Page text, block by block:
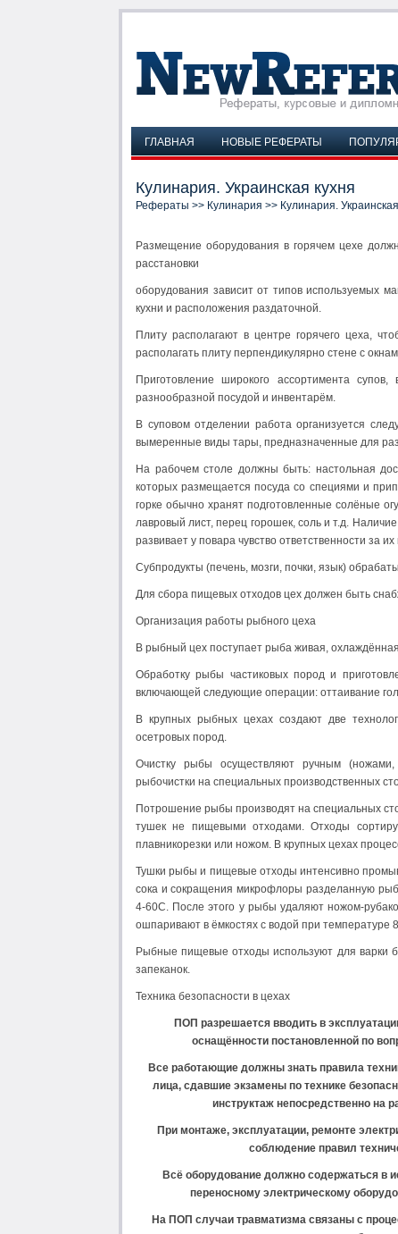
ГЛАВНАЯ НОВЫЕ РЕФЕРАТЫ
Кулинария. Украинская кухня
Рефераты >> Кулинария >> Кулинария.
Размещение оборудования в горячем цехе
расстановки
оборудования зависит от типов
кухни и расположения раздаточной.
Плиту располагают в центре горячего цеха,
располагать плиту перпендикулярно стене с
Приготовление широкого ассортимента
разнообразной посудой и инвентарём.
В суповом отделении работа организуется
вымеренные виды тары, предназначенные для
На рабочем столе должны быть: настольная
которых размещается посуда со специями и
горке обычно хранят подготовлен­ные солёные
лавровый лист, перец горо­шек, соль и т.д.
развивает у повара чувство ответственности за их
Субпродукты (печень, мозги, почки, язык)
Для сбора пищевых отходов цех должен быть
Организация работы рыбного цеха
В рыбный цех поступает рыба живая,
Обработку рыбы частиковых пород и
включающей следующие операции: оттаивание
В крупных рыбных цехах создают две
осетровых пород.
Очистку рыбы осуществляют ручным
рыбочистки на специальных производственных
Потрошение рыбы производят на специальных
тушек не пищевыми отходами. Отходы
плавникорезки или ножом. В крупных цехах
Тушки рыбы и пищевые отходы интенсивно
сока и сокращения микрофлоры разделанную
4-60С. После этого у рыбы удаляют ножом-
ошпаривают в ёмкостях с водой при
Рыбные пищевые отходы используют для варки
запеканок.
Техника безопасности в цехах
ПОП разрешается вводить в
оснащённости постановленной по
Все работающие должны знать правила
лица, сдавшие экзамены по технике
инструктаж непосредственно на
При монтаже, эксплуатации, ремонте
соблюдение правил
Всё оборудование должно содержаться в
переносному электрическому
На ПОП случаи травматизма связаны с